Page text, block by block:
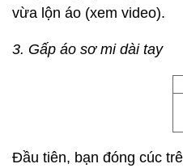
vừa lộn áo (xem video).
3. Gấp áo sơ mi dài tay
Đầu tiên, bạn đóng cúc